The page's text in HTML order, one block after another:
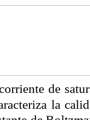
de
la